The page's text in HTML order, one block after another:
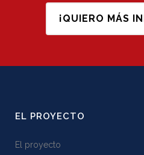
¡QUIERO MÁS
EL PROYECTO
El proyecto